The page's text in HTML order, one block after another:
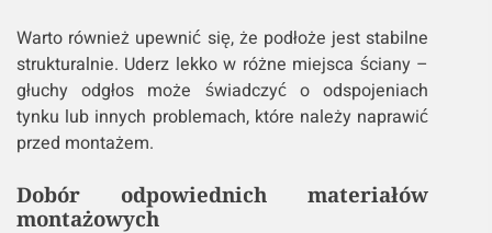
Warto również upewnić się, że podłoże jest stabilne
strukturalnie. Uderz lekko w różne miejsca ściany –
głuchy odgłos może świadczyć o odspojeniach
tynku lub innych problemach, które należy naprawić
przed montażem.
Dobór odpowiednich materiałów
montażowych